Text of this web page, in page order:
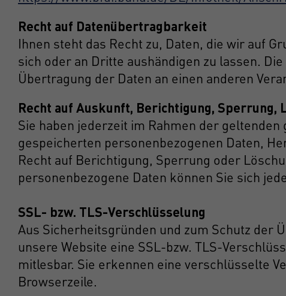
Recht auf Datenübertragbarkeit
Ihnen steht das Recht zu, Daten, die wir auf
sich oder an Dritte aushändigen zu lassen.
Übertragung der Daten an einen anderen
Recht auf Auskunft, Berichtigung, Sperrung,
Sie haben jederzeit im Rahmen der
gespeicherten personenbezogenen Daten,
Recht auf Berichtigung, Sperrung oder
personenbezogene Daten können Sie sich
SSL- bzw. TLS-Verschlüsselung
Aus Sicherheitsgründen und zum Schutz der
unsere Website eine SSL-bzw. TLS-
mitlesbar. Sie erkennen eine verschlüsselte
Browserzeile.